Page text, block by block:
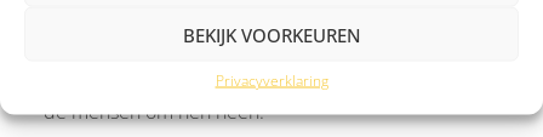
BEKIJK VOORKEUREN
Privacyverklaring
begrijpen dat smetvrees een aandoening is die hulp
en begrip vereist, zowel van de persoon zelf als van
de mensen om hen heen.